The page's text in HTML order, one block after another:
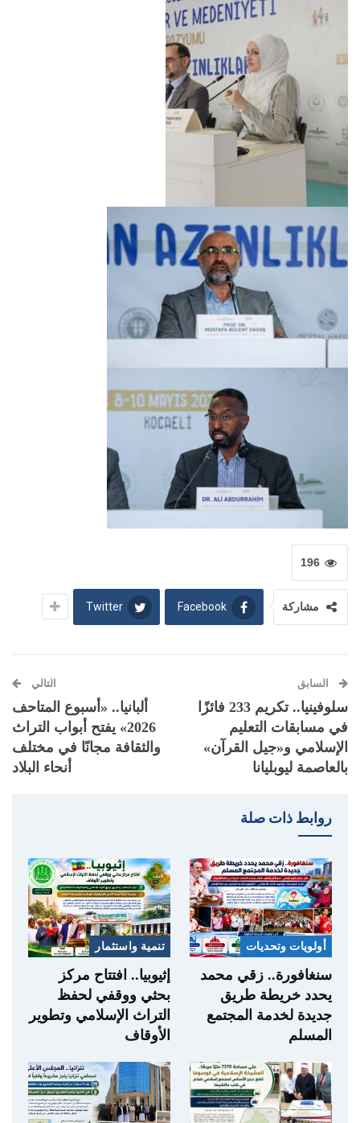
196
مشاركة Facebook
Twitter
السابق
سلوفينيا.. تكريم 233 فائزًا
في مسابقات التعليم
الإسلامي و«جيل القرآن»
بالعاصمة ليوبليانا
التالي
ألبانيا.. «أسبوع المتاحف
2026» يفتح أبواب التراث
والثقافة مجانًا في مختلف
أنحاء البلاد
روابط ذات صلة
أولويات وتحديات
سنغافورة.. زقي محمد
يحدد خريطة طريق
جديدة لخدمة المجتمع
المسلم
تنمية واستثمار
إثيوبيا.. افتتاح مركز
بحثي ووقفي لحفظ
التراث الإسلامي وتطوير
الأوقاف